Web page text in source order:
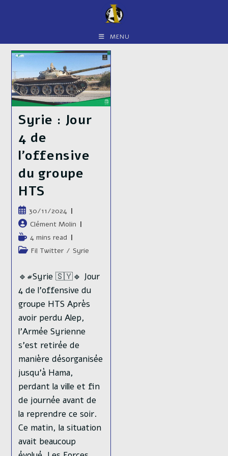
MENU
Syrie : Jour
4 de
l’offensive
du groupe
HTS
Publication
publiée :
30/11/2024
Auteur/autrice
de
la
publication :
Clément Molin
Temps
de
4 mins read
PostFil Twitter / Syrie
🔹#Syrie 🇸🇾🔹 Jour
4 de l'offensive du
groupe HTS Après
avoir perdu Alep,
l'Armée Syrienne
s'est retirée de
manière désorganisée
jusqu'à Hama,
perdant la ville et fin
de journée avant de
la reprendre ce soir.
Ce matin, la situation
avait beaucoup